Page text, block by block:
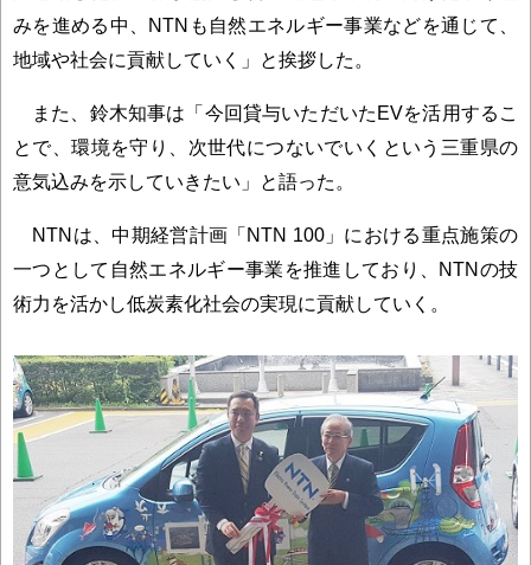
みを進める中、NTNも自然エネルギー事業などを通じて、
地域や社会に貢献していく」と挨拶した。
また、鈴木知事は「今回貸与いただいたEVを活用するこ
とで、環境を守り、次世代につないでいくという三重県の
意気込みを示していきたい」と語った。
NTNは、中期経営計画「NTN 100」における重点施策の
一つとして自然エネルギー事業を推進しており、NTNの技
術力を活かし低炭素化社会の実現に貢献していく。